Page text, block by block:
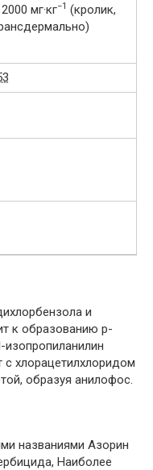
мг·кг−1 (кролик,
и
к образованию p-
с хлорацетилхлоридом
образуя анилофос.
названиями Азорин
Наиболее